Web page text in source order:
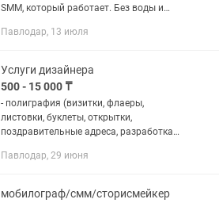
SMM, который работает. Без воды и
Ведение аккаунта под ключ ✅ Контент-
Павлодар, 13 июля
Услуги дизайнера
500 - 15 000 ₸
- полиграфия (визитки, флаеры,
листовки, буклеты, открытки,
поздравительные адреса, разработка
и т.д.), верстка книг/журналов/газет, и
Павлодар, 29 июня
мобилограф/смм/сторисмейкер